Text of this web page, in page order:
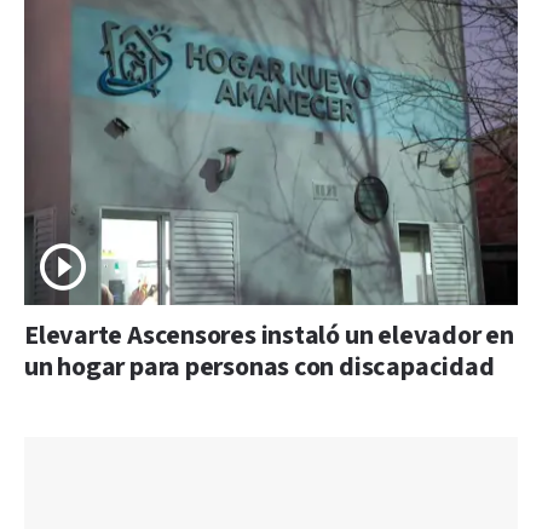
Elevarte Ascensores instaló un elevador en
un hogar para personas con discapacidad